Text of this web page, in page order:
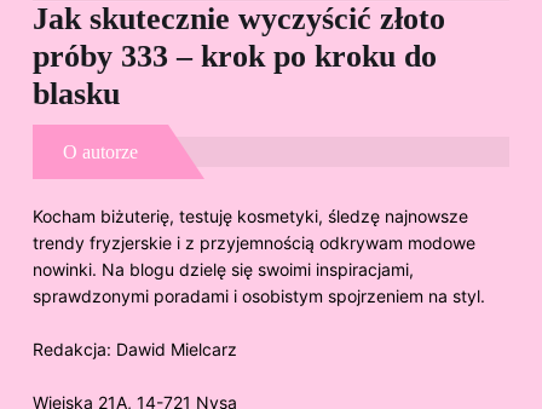
Jak skutecznie wyczyścić złoto
próby 333 – krok po kroku do
blasku
O autorze
Kocham biżuterię, testuję kosmetyki, śledzę najnowsze
trendy fryzjerskie i z przyjemnością odkrywam modowe
nowinki. Na blogu dzielę się swoimi inspiracjami,
sprawdzonymi poradami i osobistym spojrzeniem na styl.
Redakcja: Dawid Mielcarz
Wiejska 21A, 14-721 Nysa